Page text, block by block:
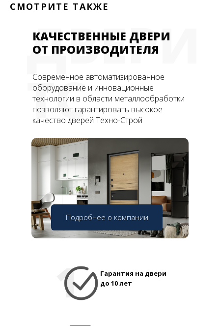
СМОТРИТЕ ТАКЖЕ
ДВЕРИ
ТС
КАЧЕСТВЕННЫЕ ДВЕРИ
ОТ ПРОИЗВОДИТЕЛЯ
Подробнее о компании
Современное автоматизированное
оборудование и инновационные
технологии в области металлообработки
позволяют гарантировать высокое
качество дверей Техно-Строй
Гарантия на двери
до 10 лет